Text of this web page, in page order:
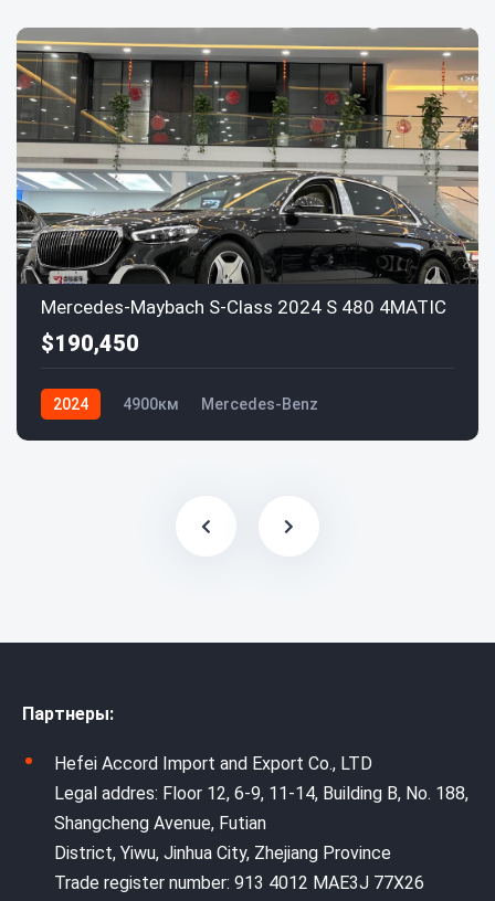
Mercedes-Maybach S-Class 2024 S 480 4MATIC
$190,450
2024 4900км Mercedes-Benz
Партнеры:
Hefei Accord Import and Export Co., LTD
Legal addres: Floor 12, 6-9, 11-14, Building B, No. 188,
Shangcheng Avenue, Futian
District, Yiwu, Jinhua City, Zhejiang Province
Trade register number: 913 4012 MAE3J 77X26